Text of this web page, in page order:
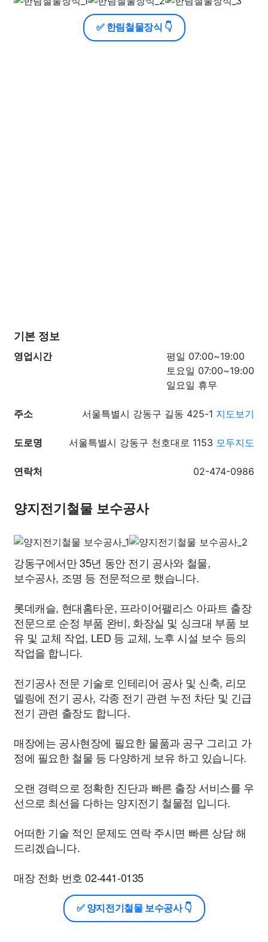
✅ 한림철물장식 👇
기본 정보
영업시간
평일 07:00~19:00
토요일 07:00~19:00
일요일 휴무
주소 서울특별시 강동구 길동 425-1 지도보기
도로명 서울특별시 강동구 천호대로 1153 모두지도
연락처 02-474-0986
양지전기철물 보수공사
강동구에서만 35년 동안 전기 공사와 철물,
보수공사, 조명 등 전문적으로 했습니다.
롯데캐슬, 현대홈타운, 프라이어팰리스 아파트 출장
전문으로 순정 부품 완비, 화장실 및 싱크대 부품 보
유 및 교체 작업, LED 등 교체, 노후 시설 보수 등의
작업을 합니다.
전기공사 전문 기술로 인테리어 공사 및 신축, 리모
델링에 전기 공사, 각종 전기 관련 누전 차단 및 긴급
전기 관련 출장도 합니다.
매장에는 공사현장에 필요한 물품과 공구 그리고 가
정에 필요한 철물 등 다양하게 보유 하고 있습니다.
오랜 경력으로 정확한 진단과 빠른 출장 서비스를 우
선으로 최선을 다하는 양지전기 철물점 입니다.
어떠한 기술 적인 문제도 연락 주시면 빠른 상담 해
드리겠습니다.
매장 전화 번호 02-441-0135
✅ 양지전기철물 보수공사 👇